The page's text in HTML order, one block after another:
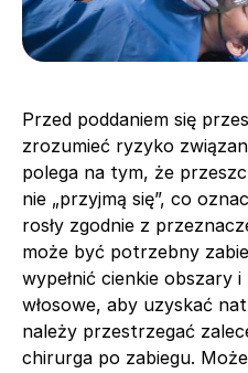
Przed poddaniem się
zrozumieć ryzyko
polega na tym, że
nie „przyjmą się”, co
rosły zgodnie z
może być potrzebny
wypełnić cienkie obszary
włosowe, aby uzyskać
należy przestrzegać
chirurga po zabiegu.